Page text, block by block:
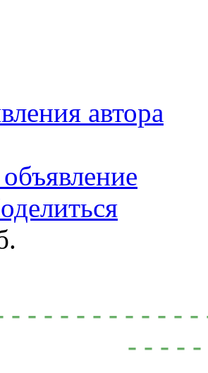
автора
- - - - - - - - - - -
- - - -